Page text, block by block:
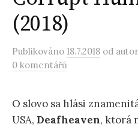
(2018)
Publikováno 18.7.2018 od
0 komentářů
O slovo sa hlási
USA, Deafheaven, ktorá